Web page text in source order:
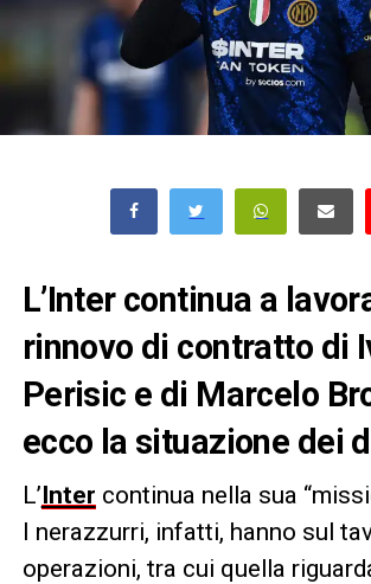
L’Inter continua a
rinnovo di contratto di
Perisic e di Marcelo
ecco la situazione dei
L’Inter continua nella sua
I nerazzurri, infatti, hanno sul
operazioni, tra cui quella